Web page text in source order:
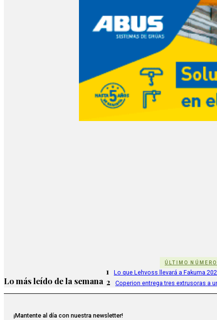
ÚLTIMO NÚMERO
Lo más leído de la semana
1 Lo que Lehvoss llevará a Fakuma
2 Coperion entrega tres extrusoras a
¡Mantente al día con nuestra newsletter!